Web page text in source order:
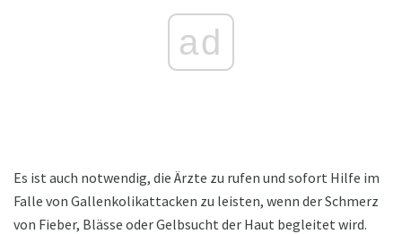
ad
Es ist auch notwendig, die Ärzte zu rufen und sofort Hilfe im
Falle von Gallenkolikattacken zu leisten, wenn der Schmerz
von Fieber, Blässe oder Gelbsucht der Haut begleitet wird.